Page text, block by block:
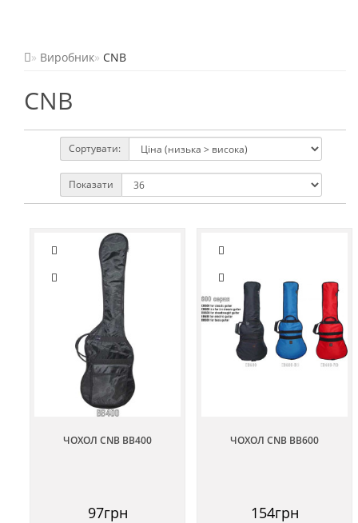
Виробник CNB
CNB
Сортувати:
Показати
ЧОХОЛ CNB BB400
97грн
ЧОХОЛ CNB BB600
154грн